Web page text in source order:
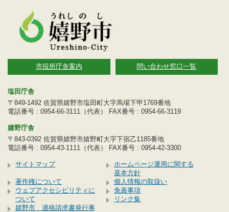
市役所庁舎案内 問い合わせ窓口一覧
塩田庁舎
〒849-1492 佐賀県嬉野市塩田町大字馬場下甲1769番地
電話番号 : 0954-66-3111（代表） FAX番号 : 0954-66-3119
嬉野庁舎
〒843-0392 佐賀県嬉野市嬉野町大字下宿乙1185番地
電話番号 : 0954-43-1111（代表） FAX番号 : 0954-42-3300
サイトマップ
ホームページ運用に関する
基本方針
著作権について
個人情報の取扱い
ウェブアクセシビリティに
ついて
免責事項
リンク集
嬉野市 適格請求書発行事